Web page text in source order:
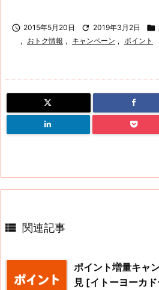
 2015年5月20日  2019年3月2日 
,
おトク情報 , キャンペーン , ポイント
 関連記事
ポイント増量キャ
見 [イトーヨーカ